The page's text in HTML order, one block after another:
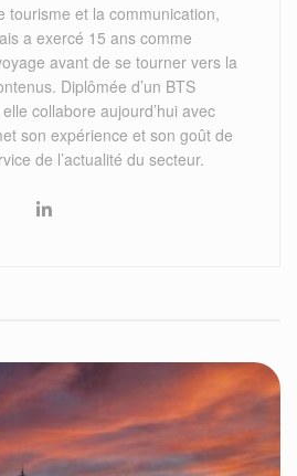
tourisme et la communication,
a exercé 15 ans comme
avant de se tourner vers la
Diplômée d’un BTS
collabore aujourd’hui avec
son expérience et son goût de
de l’actualité du secteur.